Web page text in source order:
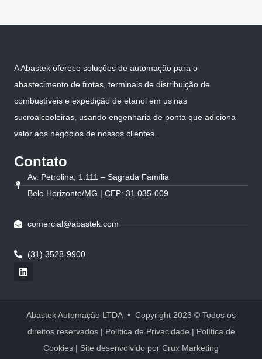
A Abastek oferece soluções de automação para o
abastecimento de frotas, terminais de distribuição de
combustíveis e expedição de etanol em usinas
sucroalcooleiras, usando engenharia de ponta que adiciona
valor aos negócios de nossos clientes.
Contato
Av. Petrolina, 1.111 – Sagrada Família
Belo Horizonte/MG | CEP: 31.035-009
comercial@abastek.com
(31) 3528-9900
Abastek Automação LTDA • Copyright 2023 © Todos os
direitos reservados | Política de Privacidade | Política de
Cookies | Site desenvolvido por Crux Marketing